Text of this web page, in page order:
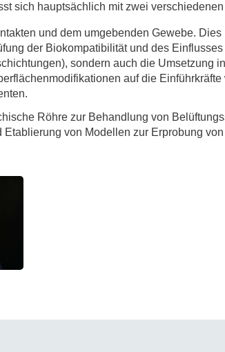
sich hauptsächlich mit zwei
und dem umgebenden Gewebe. Dies
der Biokompatibilität und des
sondern auch die Umsetzung
auf die
Röhre zur Behandlung von
von Modellen zur Erprobung